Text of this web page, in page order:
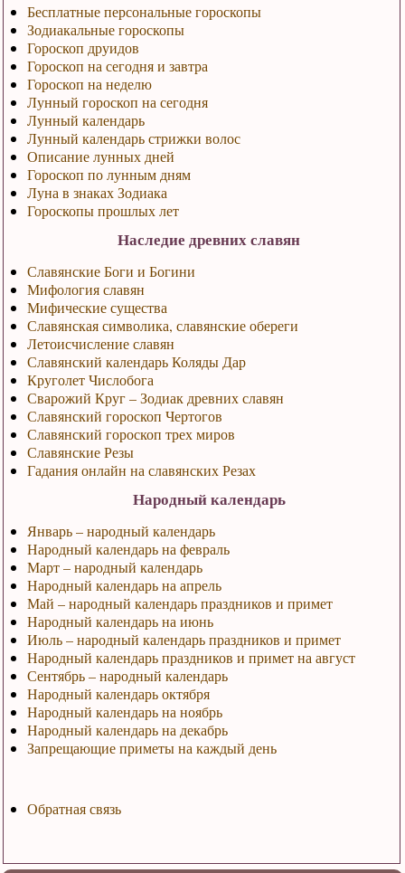
Бесплатные персональные гороскопы
Зодиакальные гороскопы
Гороскоп друидов
Гороскоп на сегодня и завтра
Гороскоп на неделю
Лунный гороскоп на сегодня
Лунный календарь
Лунный календарь стрижки волос
Описание лунных дней
Гороскоп по лунным дням
Луна в знаках Зодиака
Гороскопы прошлых лет
Наследие древних славян
Славянские Боги и Богини
Мифология славян
Мифические существа
Славянская символика, славянские обереги
Летоисчисление славян
Славянский календарь Коляды Дар
Круголет Числобога
Сварожий Круг – Зодиак древних славян
Славянский гороскоп Чертогов
Славянский гороскоп трех миров
Славянские Резы
Гадания онлайн на славянских Резах
Народный календарь
Январь – народный календарь
Народный календарь на февраль
Март – народный календарь
Народный календарь на апрель
Май – народный календарь праздников и примет
Народный календарь на июнь
Июль – народный календарь праздников и примет
Народный календарь праздников и примет на август
Сентябрь – народный календарь
Народный календарь октября
Народный календарь на ноябрь
Народный календарь на декабрь
Запрещающие приметы на каждый день
Обратная связь